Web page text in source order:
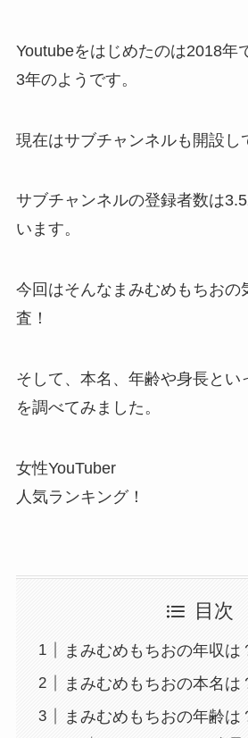
Youtubeをはじめたのは2018年
3年のようです。
現在はサブチャンネルも開設し
サブチャンネルの登録者数は
います。
今回はそんなまみむめもちおの
査！
そして、本名、年齢や身長とい
を調べてみました。
女性YouTuber
人気ランキング！
目次
まみむめもちおの年収は
まみむめもちおの本名は
まみむめもちおの年齢は